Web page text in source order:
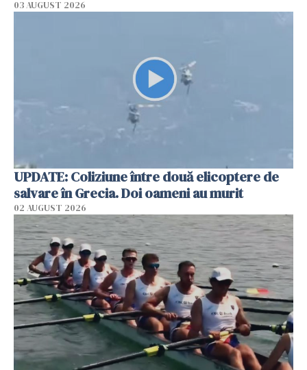
03 AUGUST 2026
UPDATE: Coliziune între două elicoptere de
salvare în Grecia. Doi oameni au murit
02 AUGUST 2026